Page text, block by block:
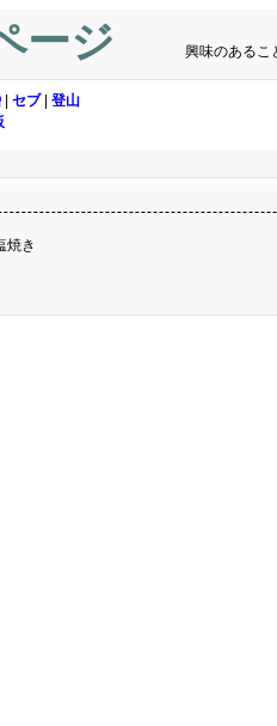
ージ 興味のあるこ
セブ| 登山
焼き